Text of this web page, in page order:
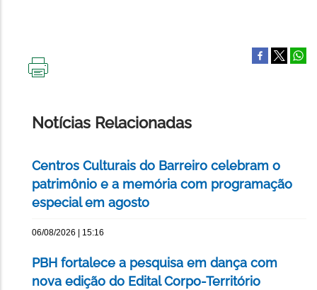
Notícias Relacionadas
Centros Culturais do Barreiro celebram o
patrimônio e a memória com programação
especial em agosto
06/08/2026 | 15:16
PBH fortalece a pesquisa em dança com
nova edição do Edital Corpo-Território